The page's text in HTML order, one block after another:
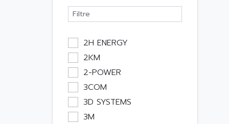
Consommable
Energie
Optoélectronique
Passif
Bureau
Emballage
Informatique
ASI
APRIL 5000
XUD
TSX MICRO
MAGELIS
TCCX
CCX17
TELEFAST
2H ENERGY
2KM
2-POWER
3COM
3D SYSTEMS
3M